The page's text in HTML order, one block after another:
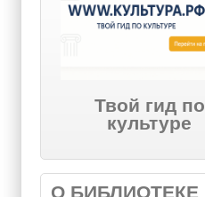
Твой гид по
культуре
О БИБЛИОТЕКЕ